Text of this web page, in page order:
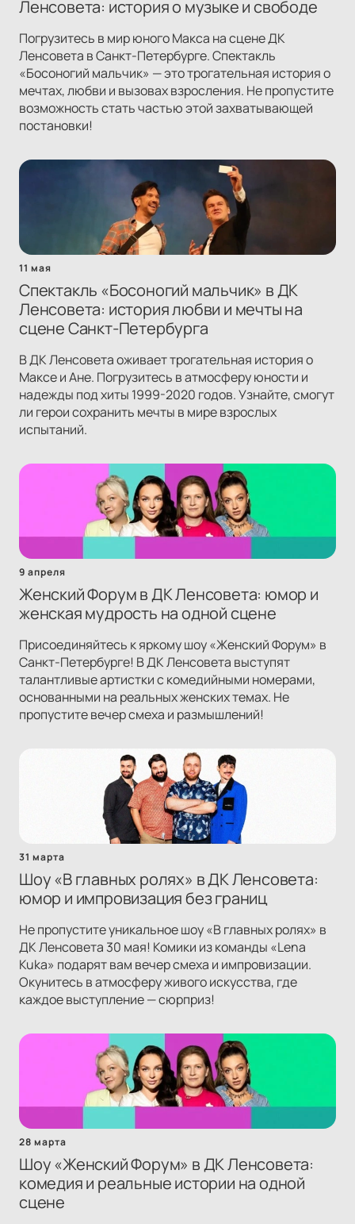
Ленсовета: история о музыке и свободе
Погрузитесь в мир юного Макса на сцене ДК
Ленсовета в Санкт-Петербурге. Спектакль
«Босоногий мальчик» — это трогательная история о
мечтах, любви и вызовах взросления. Не пропустите
возможность стать частью этой захватывающей
постановки!
11 мая
Спектакль «Босоногий мальчик» в ДК
Ленсовета: история любви и мечты на
сцене Санкт-Петербурга
В ДК Ленсовета оживает трогательная история о
Максе и Ане. Погрузитесь в атмосферу юности и
надежды под хиты 1999-2020 годов. Узнайте, смогут
ли герои сохранить мечты в мире взрослых
испытаний.
9 апреля
Женский Форум в ДК Ленсовета: юмор и
женская мудрость на одной сцене
Присоединяйтесь к яркому шоу «Женский Форум» в
Санкт-Петербурге! В ДК Ленсовета выступят
талантливые артистки с комедийными номерами,
основанными на реальных женских темах. Не
пропустите вечер смеха и размышлений!
31 марта
Шоу «В главных ролях» в ДК Ленсовета:
юмор и импровизация без границ
Не пропустите уникальное шоу «В главных ролях» в
ДК Ленсовета 30 мая! Комики из команды «Lena
Kuka» подарят вам вечер смеха и импровизации.
Окунитесь в атмосферу живого искусства, где
каждое выступление — сюрприз!
28 марта
Шоу «Женский Форум» в ДК Ленсовета:
комедия и реальные истории на одной
сцене